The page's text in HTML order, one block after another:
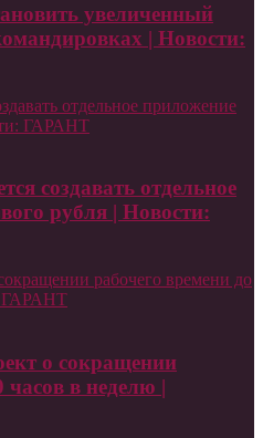
увеличенный
| Новости:
отдельное приложение
ГАРАНТ
создавать отдельное
рубля | Новости:
рабочего времени до
ГАРАНТ
о сокращении
часов в неделю |